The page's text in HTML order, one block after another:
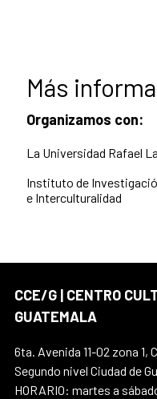
Más
Organizamos con:
La Universidad Rafael
Instituto de
e Interculturalidad
CCE/G | CENTRO
GUATEMALA
6ta. Avenida 11-02 zona
Segundo nivel Ciudad de
HORARIO: martes a